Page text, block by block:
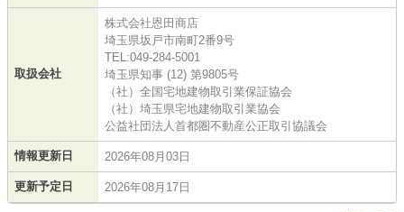
取扱会社
株式会社恩田商店
埼玉県坂戸市南町2番9号
TEL:049-284-5001
埼玉県知事 (12) 第9805号
（社）全国宅地建物取引業保証協会
（社）埼玉県宅地建物取引業協会
公益社団法人首都圏不動産公正取引協議会
情報更新日 2026年08月03日
更新予定日 2026年08月17日